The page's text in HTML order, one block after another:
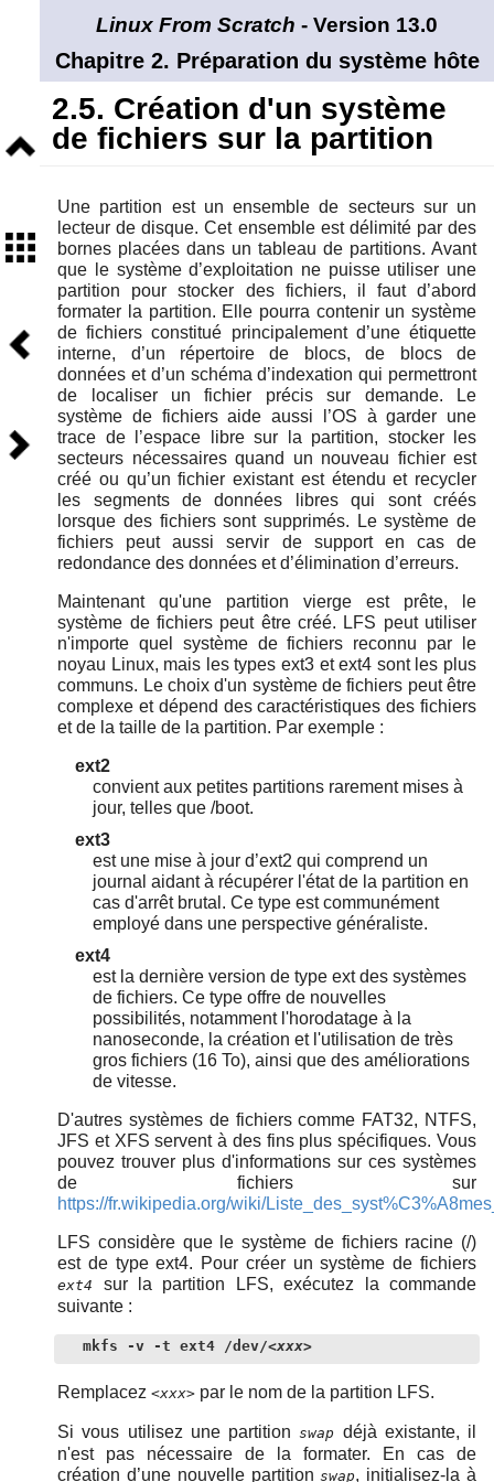
Linux From Scratch - Version 13.0
Chapitre 2. Préparation du système hôte
2.5. Création d'un système
de fichiers sur la partition
Une partition est un ensemble de secteurs sur un
lecteur de disque. Cet ensemble est délimité par des
bornes placées dans un tableau de partitions. Avant
que le système d’exploitation ne puisse utiliser une
partition pour stocker des fichiers, il faut d’abord
formater la partition. Elle pourra contenir un système
de fichiers constitué principalement d’une étiquette
interne, d’un répertoire de blocs, de blocs de
données et d’un schéma d’indexation qui permettront
de localiser un fichier précis sur demande. Le
système de fichiers aide aussi l’OS à garder une
trace de l’espace libre sur la partition, stocker les
secteurs nécessaires quand un nouveau fichier est
créé ou qu’un fichier existant est étendu et recycler
les segments de données libres qui sont créés
lorsque des fichiers sont supprimés. Le système de
fichiers peut aussi servir de support en cas de
redondance des données et d’élimination d’erreurs.
Maintenant qu'une partition vierge est prête, le
système de fichiers peut être créé. LFS peut utiliser
n'importe quel système de fichiers reconnu par le
noyau Linux, mais les types ext3 et ext4 sont les plus
communs. Le choix d'un système de fichiers peut être
complexe et dépend des caractéristiques des fichiers
et de la taille de la partition. Par exemple :
ext2
convient aux petites partitions rarement mises à
jour, telles que /boot.
ext3
est une mise à jour d’ext2 qui comprend un
journal aidant à récupérer l'état de la partition en
cas d'arrêt brutal. Ce type est communément
employé dans une perspective généraliste.
ext4
est la dernière version de type ext des systèmes
de fichiers. Ce type offre de nouvelles
possibilités, notamment l'horodatage à la
nanoseconde, la création et l'utilisation de très
gros fichiers (16 To), ainsi que des améliorations
de vitesse.
D'autres systèmes de fichiers comme FAT32, NTFS,
JFS et XFS servent à des fins plus spécifiques. Vous
pouvez trouver plus d'informations sur ces systèmes
de fichiers sur
https://fr.wikipedia.org/wiki/
LFS considère que le système de fichiers racine (/)
est de type ext4. Pour créer un système de fichiers
ext4
sur la partition LFS, exécutez la commande
suivante :
mkfs -v -t ext4 /dev/<xxx>
Remplacez<xxx> par le nom de la partition LFS.
Si vous utilisez une partitionswap déjà existante, il
n'est pas nécessaire de la formater. En cas de
création d’une nouvelle partitionswap, initialisez-la à
Précédent
Suivant
Niveau
supérieur
Sommaire